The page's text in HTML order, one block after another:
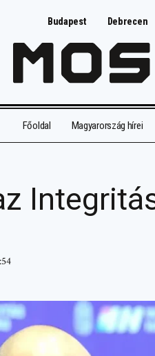
Budapest Debrecen
Főoldal Magyarország hírei